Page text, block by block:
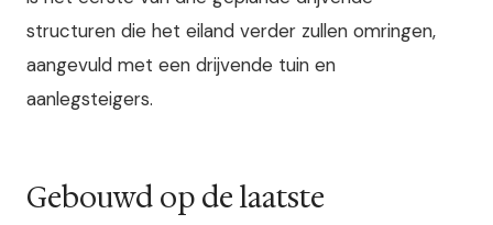
structuren die het eiland verder zullen omringen,
aangevuld met een drijvende tuin en
aanlegsteigers.
Gebouwd op de laatste